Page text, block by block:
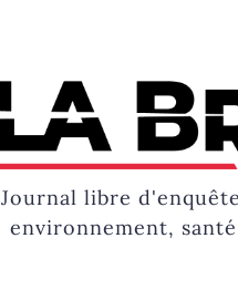
Journal libre
environnement,